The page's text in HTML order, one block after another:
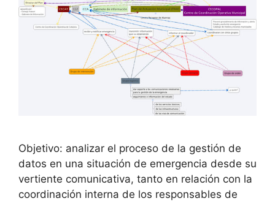
Objetivo: analizar el proceso de la gestión de
datos en una situación de emergencia desde su
vertiente comunicativa, tanto en relación con la
coordinación interna de los responsables de